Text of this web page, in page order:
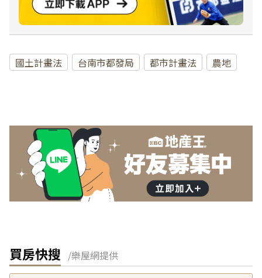
國土計畫法 台南市都發局 都市計畫法 農地
買房快搜 /樂屋網提供